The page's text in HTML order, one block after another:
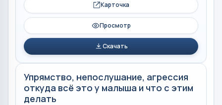
Карточка
Просмотр
Скачать
Упрямство, непослушание, агрессия
откуда всё это у малыша и что с этим
делать